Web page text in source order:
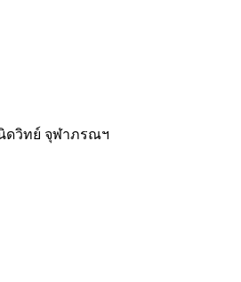
ดวิทย์ จุฬาภรณฯ